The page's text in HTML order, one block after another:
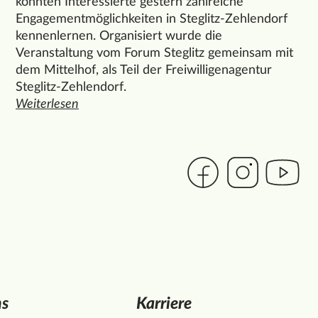
Engagementmöglichkeiten in Steglitz-Zehlendorf
kennenlernen. Organisiert wurde die
Veranstaltung vom Forum Steglitz gemeinsam mit
dem Mittelhof, als Teil der Freiwilligenagentur
Steglitz-Zehlendorf.
Weiterlesen
den ganzen Artikel "Ehrenamt entdecken beim
Link zur Seite des
Link zur Seite
Link zur
Karriere